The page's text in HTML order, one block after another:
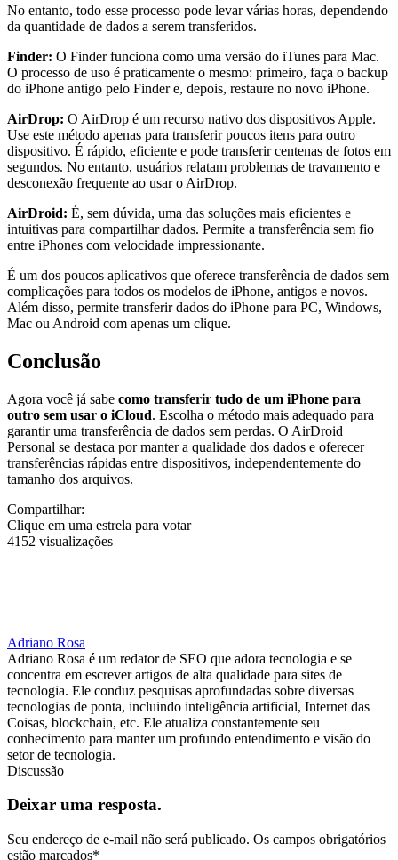
No entanto, todo esse processo pode levar várias horas, dependendo
da quantidade de dados a serem transferidos.
Finder: O Finder funciona como uma versão do iTunes para Mac.
O processo de uso é praticamente o mesmo: primeiro, faça o backup
do iPhone antigo pelo Finder e, depois, restaure no novo iPhone.
AirDrop: O AirDrop é um recurso nativo dos dispositivos Apple.
Use este método apenas para transferir poucos itens para outro
dispositivo. É rápido, eficiente e pode transferir centenas de fotos em
segundos. No entanto, usuários relatam problemas de travamento e
desconexão frequente ao usar o AirDrop.
AirDroid: É, sem dúvida, uma das soluções mais eficientes e
intuitivas para compartilhar dados. Permite a transferência sem fio
entre iPhones com velocidade impressionante.
É um dos poucos aplicativos que oferece transferência de dados sem
complicações para todos os modelos de iPhone, antigos e novos.
Além disso, permite transferir dados do iPhone para PC, Windows,
Mac ou Android com apenas um clique.
Conclusão
Agora você já sabe como transferir tudo de um iPhone para
outro sem usar o iCloud. Escolha o método mais adequado para
garantir uma transferência de dados sem perdas. O AirDroid
Personal se destaca por manter a qualidade dos dados e oferecer
transferências rápidas entre dispositivos, independentemente do
tamanho dos arquivos.
Compartilhar:
Clique em uma estrela para votar
4152 visualizações
Adriano Rosa
Adriano Rosa é um redator de SEO que adora tecnologia e se
concentra em escrever artigos de alta qualidade para sites de
tecnologia. Ele conduz pesquisas aprofundadas sobre diversas
tecnologias de ponta, incluindo inteligência artificial, Internet das
Coisas, blockchain, etc. Ele atualiza constantemente seu
conhecimento para manter um profundo entendimento e visão do
setor de tecnologia.
Discussão
Deixar uma resposta.
Seu endereço de e-mail não será publicado. Os campos obrigatórios
estão marcados*